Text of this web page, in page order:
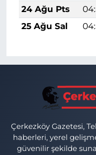
24 Ağu Pts
25 Ağu Sal
Çerkezköy Gazetesi,
haberleri, yerel
güvenilir şekilde